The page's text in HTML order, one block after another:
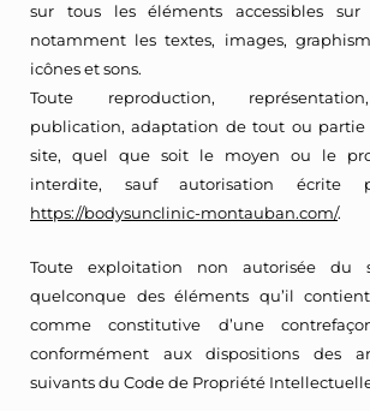
sur tous les éléments accessibles
notamment les textes, images,
icônes et sons.
Toute reproduction,
publication, adaptation de tout ou partie
site, quel que soit le moyen ou le
interdite, sauf autorisation écrite
https://bodysunclinic-montauban.com/.
Toute exploitation non autorisée du
quelconque des éléments qu’il
comme constitutive d’une
conformément aux dispositions des
suivants du Code de Propriété